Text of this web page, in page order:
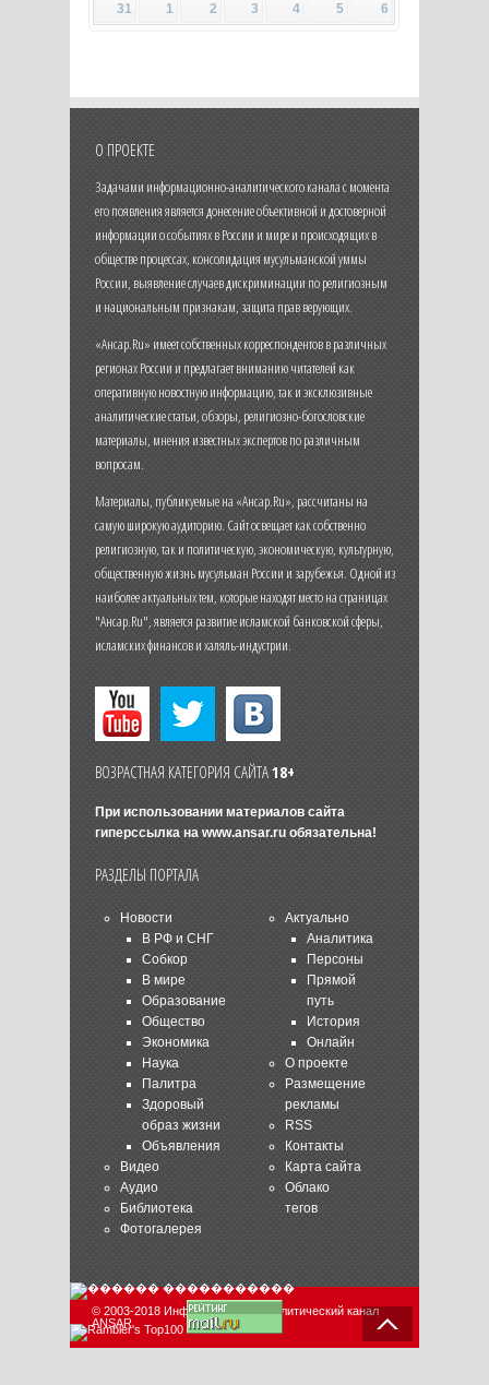
31
1 2 3 4 5 6
О ПРОЕКТЕ
Задачами информационно-аналитического канала с момента
его появления является донесение объективной и достоверной
информации о событиях в России и мире и происходящих в
обществе процессах, консолидация мусульманской уммы
России, выявление случаев дискриминации по религиозным
и национальным признакам, защита прав верующих.
«Ансар.Ru» имеет собственных корреспондентов в различных
регионах России и предлагает вниманию читателей как
оперативную новостную информацию, так и эксклюзивные
аналитические статьи, обзоры, религиозно-богословские
материалы, мнения известных экспертов по различным
вопросам.
Материалы, публикуемые на «Ансар.Ru», рассчитаны на
самую широкую аудиторию. Сайт освещает как собственно
религиозную, так и политическую, экономическую, культурную,
общественную жизнь мусульман России и зарубежья. Одной из
наиболее актуальных тем, которые находят место на страницах
"Ансар.Ru", является развитие исламской банковской сферы,
исламских финансов и халяль-индустрии.
ВОЗРАСТНАЯ КАТЕГОРИЯ САЙТА18+
При использовании материалов сайта
гиперссылка на www.ansar.ruобязательна!
РАЗДЕЛЫ ПОРТАЛА
Новости
В РФ и СНГ
Собкор
В мире
Образование
Общество
Экономика
Наука
Палитра
Здоровый
образ жизни
Объявления
Видео
Аудио
Библиотека
Фотогалерея
Актуально
Аналитика
Персоны
Прямой
путь
История
Онлайн
О проекте
Размещение
рекламы
RSS
Контакты
Карта сайта
Облако
тегов
© 2003-2018 Информационно-аналитический канал
ANSAR